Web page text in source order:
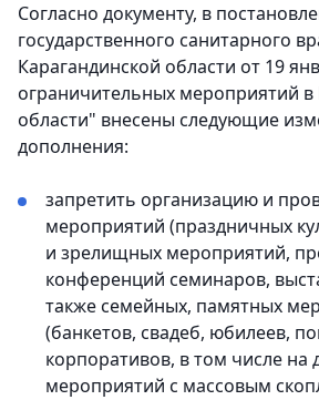
Согласно документу, в
государственного санитарного
Карагандинской области от 19
ограничительных мероприятий в
области" внесены следующие
дополнения:
запретить организацию и
мероприятий (праздничных
и зрелищных мероприятий,
конференций семинаров,
также семейных, памятных
(банкетов, свадеб, юбилеев,
корпоративов, в том числе на
мероприятий с массовым